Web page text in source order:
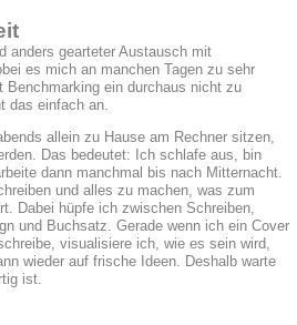
anders gearteter Austausch mit
es mich an manchen Tagen zu sehr
ein durchaus nicht zu
das einfach an.
allein zu Hause am Rechner sitzen,
Das bedeutet: Ich schlafe aus, bin
dann manchmal bis nach Mitternacht.
und alles zu machen, was zum
Dabei hüpfe ich zwischen Schreiben,
und Buchsatz. Gerade wenn ich ein Cover
visualisiere ich, wie es sein wird,
wieder auf frische Ideen. Deshalb warte
ist.